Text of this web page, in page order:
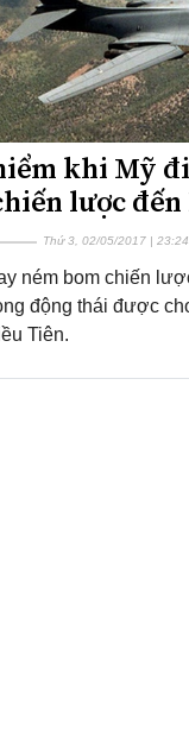
khi Mỹ
lược đến
Thứ 3, 02/05/2017 | 23:24
ném bom chiến
động thái được
Tiên.